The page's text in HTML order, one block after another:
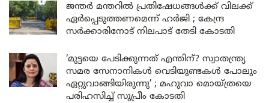
ജന്തർ മന്തറിൽ പ്രതിഷേധങ്ങൾക്ക് വിലക്ക്
ഏർപ്പെടുത്തണമെന്ന് ഹർജി ; കേന്ദ്ര
സർക്കാരിനോട് നിലപാട് തേടി കോടതി
‘മുട്ടയെ പേടിക്കുന്നത് എന്തിന്? സ്വാതന്ത്ര്യ
സമര സേനാനികൾ വെടിയുണ്ടകൾ പോലും
ഏറ്റുവാങ്ങിയിരുന്നു’ ; മഹുവാ മൊയ്ത്രയെ
പരിഹസിച്ച് സുപ്രീം കോടതി